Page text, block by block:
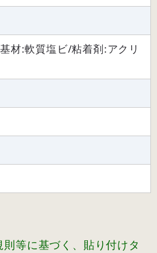
材:軟質塩ビ/粘着剤:アクリ
等に基づく、貼り付けタ